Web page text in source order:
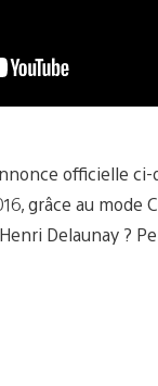
officielle
grâce au
Delaunay ?